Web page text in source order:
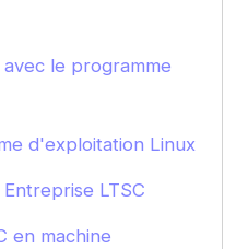
le programme
d'exploitation Linux
LTSC
en machine